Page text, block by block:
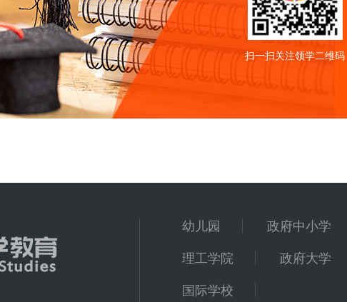
扫一扫关注领学二维码
幼儿园 政府中小学
理工学院
政府大学
国际学校